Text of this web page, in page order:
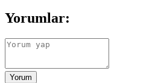
Yorumlar:
Yorum